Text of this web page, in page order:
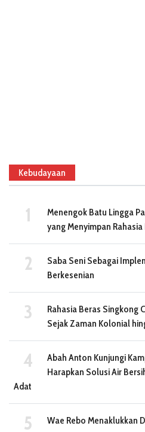
Kebudayaan
Menengok Batu Lingga
yang Menyimpan
Saba Seni Sebagai
Berkesenian
Rahasia Beras Singkong
Sejak Zaman Kolonial
Abah Anton Kunjungi
Harapkan Solusi Air
Adat
Wae Rebo Menaklukkan